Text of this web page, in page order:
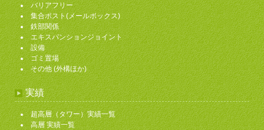
バリアフリー
集合ポスト(メールボックス)
鉄部関係
エキスパンションジョイント
設備
ゴミ置場
その他 (外構ほか)
実績
超高層（タワー）実績一覧
高層 実績一覧